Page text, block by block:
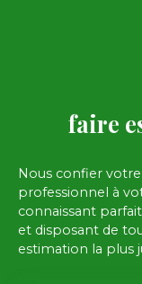
faire
Nous confier
professionnel à
connaissant
et disposant de
estimation la plus